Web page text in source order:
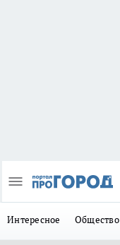
Интересное Общество